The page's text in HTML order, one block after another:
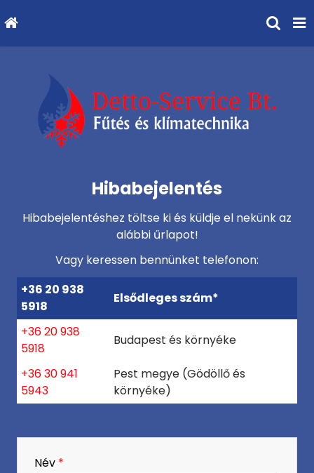
Hibabejelentés
Hibabejelentéshez töltse ki és küldje el nekünk az
alábbi űrlapot!
Vagy keressen bennünket telefonon:
+36 20 938
5918
Elsődleges szám*
+36 20 938
5918
Budapest és környéke
+36 30 941
5943
Pest megye (Gödöllő és
környéke)
-
Név *